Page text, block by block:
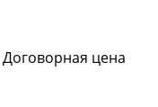
Договорная цена